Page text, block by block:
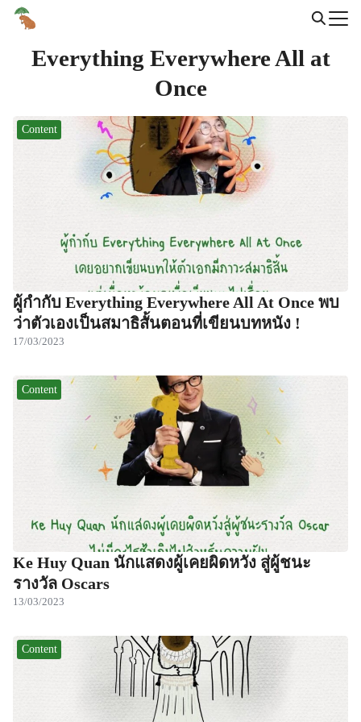
Skip
contentEverything Everywhere All at
Once
Content
ผู้กำกับ Everything Everywhere All At Once พบ
ว่าตัวเองเป็นสมาธิสั้นตอนที่เขียนบทหนัง !
17/03/2023
Content
Ke Huy Quan นักแสดงผู้เคยผิดหวัง สู่ผู้ชนะ
รางวัล Oscars
13/03/2023
Content